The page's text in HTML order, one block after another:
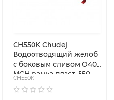
CH550K Chudej
Водоотводящий желоб
с боковым сливом O40
MCH рамка пласт. 550
CH550K